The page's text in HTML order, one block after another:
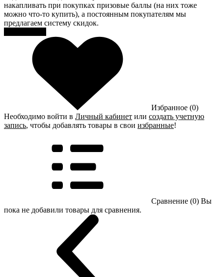
накапливать при покупках призовые баллы (на них тоже
можно что-то купить), а постоянным покупателям мы
предлагаем систему скидок.
Избранное (0)
Необходимо войти в Личный кабинет или создать учетную
запись, чтобы добавлять товары в свои избранные!
Сравнение (0) Вы
пока не добавили товары для сравнения.